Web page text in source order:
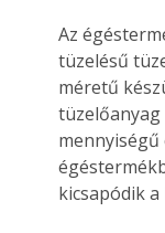
Virágoskert:
Az
tüzelésű
méretű
tüzelőanyag
kicsapódik